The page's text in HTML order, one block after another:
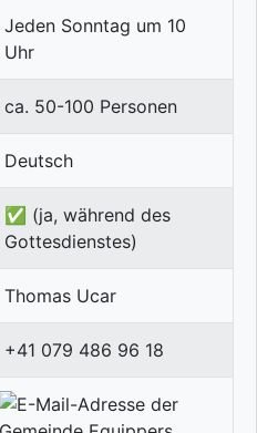
Jeden Sonntag um 10
Uhr
ca. 50-100 Personen
Deutsch
✅ (ja, während des
Gottesdienstes)
Thomas Ucar
+41 079 486 96 18